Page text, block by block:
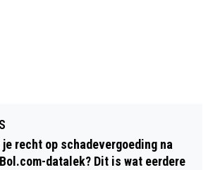
je recht op schadevergoeding na
datalek? Dit is wat eerdere